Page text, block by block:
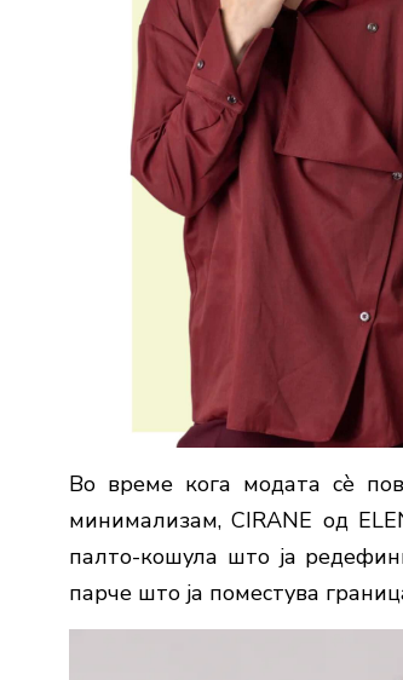
Во време кога модата сè
минимализам, CIRANE од
палто-кошула што ја
парче што ја поместува